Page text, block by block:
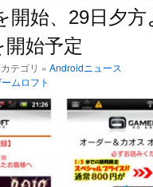
開始、29日夕
始予定
テゴリ » Androidニュース
ムロフト